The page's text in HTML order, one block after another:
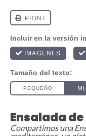
Ensalada de
Compartimos una